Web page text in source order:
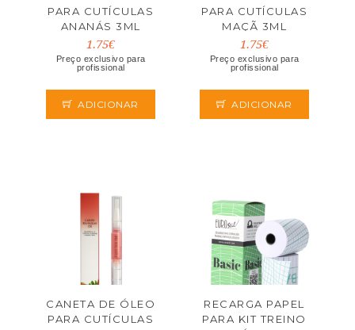
PARA CUTÍCULAS
ANANÁS 3ML
1.75€
Preço exclusivo para
profissional
ADICIONAR
PARA CUTÍCULAS
MAÇÃ 3ML
1.75€
Preço exclusivo para
profissional
ADICIONAR
CANETA DE ÓLEO
PARA CUTÍCULAS
RECARGA PAPEL
PARA KIT TREINO